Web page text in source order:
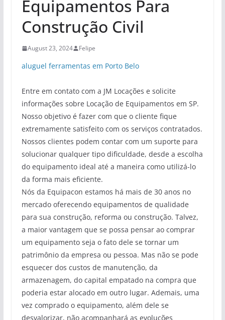
Equipamentos Para
Construção Civil
August 23, 2024 Felipe
aluguel ferramentas em Porto Belo
Entre em contato com a JM Locações e solicite
informações sobre Locação de Equipamentos em SP.
Nosso objetivo é fazer com que o cliente fique
extremamente satisfeito com os serviços contratados.
Nossos clientes podem contar com um suporte para
solucionar qualquer tipo dificuldade, desde a escolha
do equipamento ideal até a maneira como utilizá-lo
da forma mais eficiente.
Nós da Equipacon estamos há mais de 30 anos no
mercado oferecendo equipamentos de qualidade
para sua construção, reforma ou construção. Talvez,
a maior vantagem que se possa pensar ao comprar
um equipamento seja o fato dele se tornar um
patrimônio da empresa ou pessoa. Mas não se pode
esquecer dos custos de manutenção, da
armazenagem, do capital empatado na compra que
poderia estar alocado em outro lugar. Ademais, uma
vez comprado o equipamento, além dele se
desvalorizar, não acompanhará as evoluções